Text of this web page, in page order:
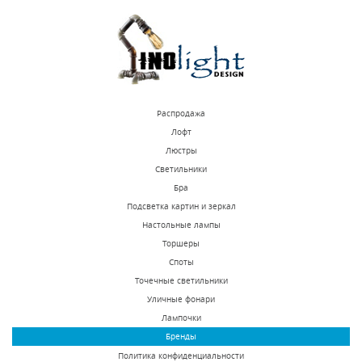
Распродажа
Лофт
Люстры
Светильники
Бра
Подсветка картин и зеркал
Настольные лампы
Торшеры
Споты
Точечные светильники
Уличные фонари
Лампочки
Бренды
Политика конфиденциальности